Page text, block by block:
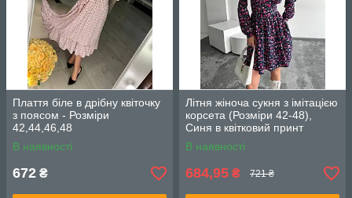
Плаття біле в дрібну квіточку
з поясом - Розміри
42,44,46,48
В наявності
672 ₴
Літня жіноча сукня з імітацією
корсета (Розміри 42-48),
Синя в квітковий принт
В наявності
684,95 ₴ 721 ₴